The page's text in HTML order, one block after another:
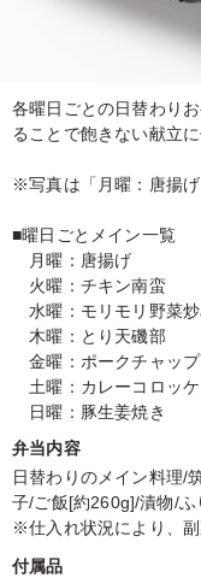
各曜日ごとの日替わり
ることで飽きない献立
※写真は「月曜：唐揚げ
■曜日ごとメイン一覧
月曜：唐揚げ
火曜：チキン南蛮
水曜：モリモリ野菜炒
木曜：とり天磯部
金曜：ポークチャップ
土曜：カレーコロッケ
日曜：豚生姜焼き
弁当内容
日替わりのメイン料理/
子/ご飯[約260g]/漬物/ふ
※仕入れ状況により、副
付属品